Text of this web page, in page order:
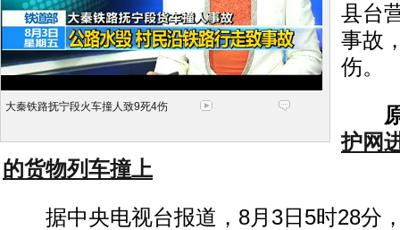
大秦铁路抚宁段火车撞人致9死4伤
县台
事故
伤。
护网
的货物列车撞上
据中央电视台报道，8月3日5时28分